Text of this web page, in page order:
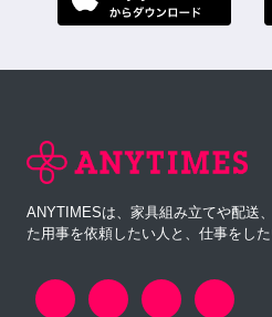
ANYTIMESは、家具組み立てや配送
た用事を依頼したい人と、仕事をし